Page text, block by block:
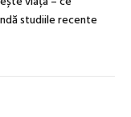
studiile recente